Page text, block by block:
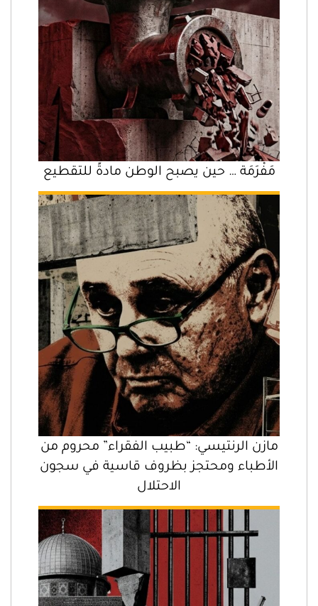
مَفْرَمَة … حين يصبح الوطن مادةً للتقطيع
مازن الرنتيسي: “طبيب الفقراء” محروم من
الأطباء ومحتجز بظروف قاسية في سجون
الاحتلال